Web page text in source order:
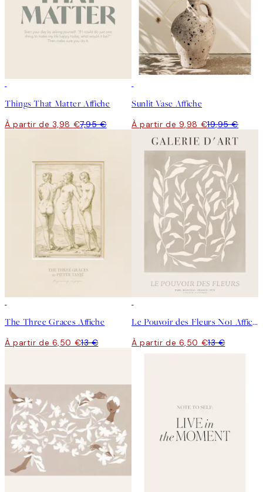
Things That Matter Affiche
À partir de 3,98 €7,95 €
Sunlit Vase Affiche
À partir de 9,98 €19,95 €
The Three Graces Affiche
À partir de 6,50 €13 €
Le Pouvoir des Fleurs No1 Affiche
À partir de 6,50 €13 €